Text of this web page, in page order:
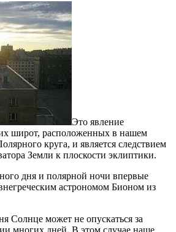
Это явление
широт, расположенных в нашем
круга, и является следствием
Земли к плоскости эклиптики.
дня и полярной ночи впервые
астрономом Бионом из
Солнце может не опускаться за
многих дней. В этом случае наше